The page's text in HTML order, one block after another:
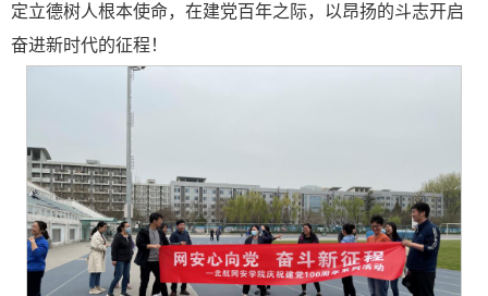
定立德树人根本使命，在建党百年之际，以昂扬的斗志开启
奋进新时代的征程！